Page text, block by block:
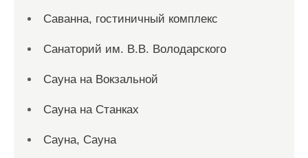
Саванна, гостиничный комплекс
Санаторий им. В.В. Володарского
Сауна на Вокзальной
Сауна на Станках
Сауна, Сауна